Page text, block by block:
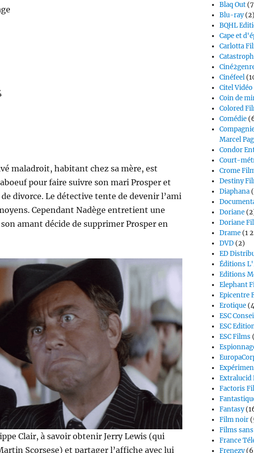
maladroit, habitant chez sa mère, est
pour faire suivre son mari Prosper et
divorce. Le détective tente de devenir l’ami
Cependant Nadège entretient une
amant décide de supprimer Prosper en
Clair, à savoir obtenir Jerry Lewis (qui
Scorsese) et partager l’affiche avec lui
Blaq Out
Blu-ray(2)
BQHL
Cape et
Carlotta
Cinéfeel
Citel Vidéo
Coin de
Colored
Comédie
Marcel
Condor
Court-
Crome
Destiny
Diaphana
Doriane
Doriane
Drame (1
DVD (2)
ED
Éditions
Editions
Elephant
Epicentre
Erotique
ESC
ESC
ESC Films
Extralucid
Factoris
Fantasy
Film noir
Films
France
Frenezy